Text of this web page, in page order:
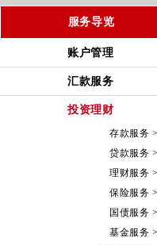
服务导览
账户管理
汇款服务
投资理财
存款服务 >
贷款服务 >
理财服务 >
保险服务 >
国债服务 >
基金服务 >